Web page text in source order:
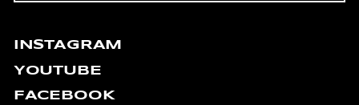
INSTAGRAM
YOUTUBE
FACEBOOK